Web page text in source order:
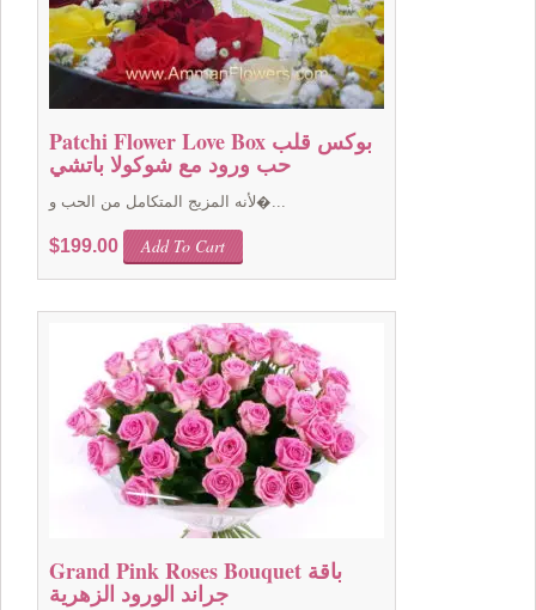
Patchi Flower Love Box بوكس قلب
حب ورود مع شوكولا باتشي
لأنه المزيج المتكامل من الحب و�...
$199.00 Add To Cart
Grand Pink Roses Bouquet باقة
جراند الورود الزهرية